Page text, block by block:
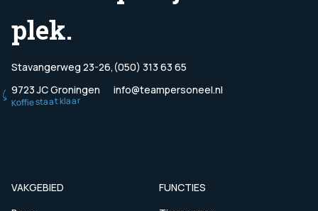
plek.
Stavangerweg 23-26,
9723 JC Groningen
Koffie staat klaar
(050) 313 63 65
info@teampersoneel.nl
VAKGEBIED
FUNCTIES